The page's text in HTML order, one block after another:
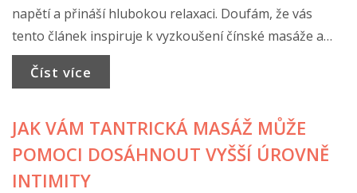
napětí a přináší hlubokou relaxaci. Doufám, že vás
tento článek inspiruje k vyzkoušení čínské masáže a
objevení jejích úžasných benefitů. Sdělím vám více o
mém zážitku a jak vám může čínská masáž pomoci
Číst více
JAK VÁM TANTRICKÁ MASÁŽ MŮŽE
POMOCI DOSÁHNOUT VYŠŠÍ ÚROVNĚ
INTIMITY